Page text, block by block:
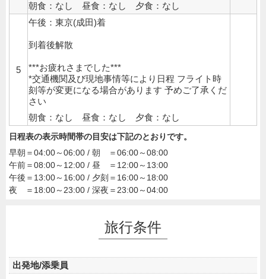
朝食：なし 昼食：なし 夕食：なし
5
午後：東京(成田)着
到着後解散
***お疲れさまでした***
*交通機関及び現地事情等により日程 フライト時
刻等が変更になる場合があります 予めご了承くだ
さい
朝食：なし 昼食：なし 夕食：なし
日程表の表示時間帯の目安は下記のとおりです。
早朝＝04:00～06:00 / 朝 ＝06:00～08:00
午前＝08:00～12:00 / 昼 ＝12:00～13:00
午後＝13:00～16:00 / 夕刻＝16:00～18:00
夜 ＝18:00～23:00 / 深夜＝23:00～04:00
旅行条件
出発地/添乗員